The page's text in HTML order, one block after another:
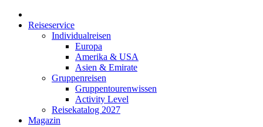
Reiseservice
Individualreisen
Europa
Amerika & USA
Asien & Emirate
Gruppenreisen
Gruppentourenwissen
Activity Level
Reisekatalog 2027
Magazin